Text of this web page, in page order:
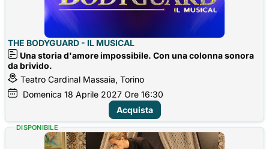
THE BODYGUARD - IL MUSICAL
Una storia d'amore impossibile. Con una colonna sonora
da brivido.
Teatro Cardinal Massaia, Torino
Domenica 18 Aprile 2027 Ore 16:30
Acquista
DISPONIBILE